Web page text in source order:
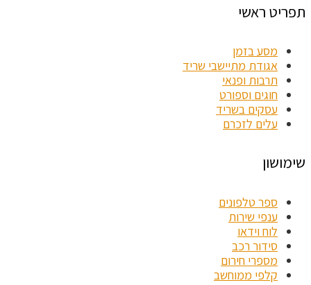
תפריט ראשי
מסע בזמן
אגודת מתיישבי שריד
תרבות ופנאי
חוגים וספורט
עסקים בשריד
עלים לזכרם
שימושון
ספר טלפונים
ענפי שירות
לוח וידאו
סידור רכב
מספרי חירום
קלפי ממוחשב